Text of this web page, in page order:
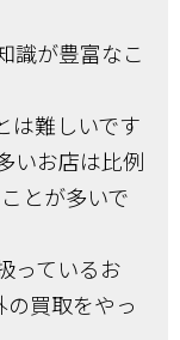
識が豊富なこ
は難しいです
いお店は比例
とが多いで
っているお
買取をやっ